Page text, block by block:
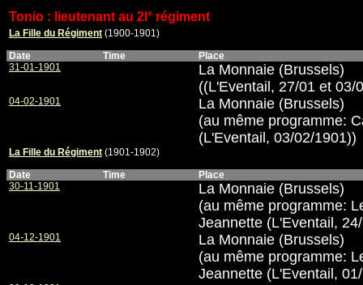
Tonio : lieutenant au 2I° régiment
La Fille du Régiment (1900-1901)
Date
Time
Place
31-01-1901
La Monnaie (Brussels)
((L'Eventail, 27/01 et 03/
04-02-1901
La Monnaie (Brussels)
(au même programme:
(L'Eventail, 03/02/1901))
La Fille du Régiment (1901-1902)
Date
Time
Place
30-11-1901
La Monnaie (Brussels)
(au même programme:
Jeannette (L'Eventail,
04-12-1901
La Monnaie (Brussels)
(au même programme:
Jeannette (L'Eventail,